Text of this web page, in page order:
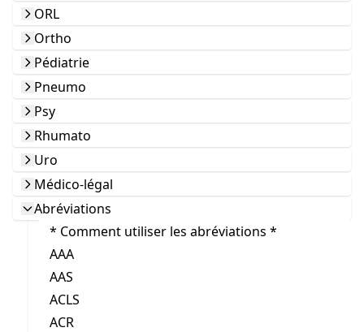
ORL
Ortho
Pédiatrie
Pneumo
Psy
Rhumato
Uro
Médico-légal
Abréviations
* Comment utiliser les abréviations *
AAA
AAS
ACLS
ACR